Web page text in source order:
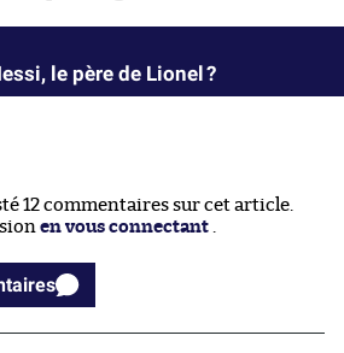
le père de Lionel ?
12 commentaires sur cet article.
en vous connectant